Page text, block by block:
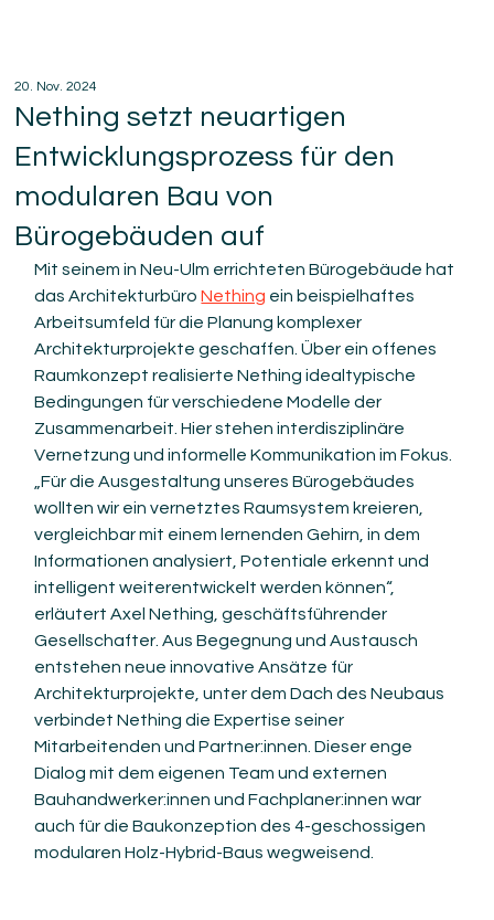
Nething setzt neuartigen
Entwicklungsprozess für den
modularen Bau von
Bürogebäuden auf
20. Nov. 2024
Mit seinem in Neu-Ulm errichteten Bürogebäude hat
das Architekturbüro Nething ein beispielhaftes
Arbeitsumfeld für die Planung komplexer
Architekturprojekte geschaffen. Über ein offenes
Raumkonzept realisierte Nething idealtypische
Bedingungen für verschiedene Modelle der
Zusammenarbeit. Hier stehen interdisziplinäre
Vernetzung und informelle Kommunikation im Fokus.
„Für die Ausgestaltung unseres Bürogebäudes
wollten wir ein vernetztes Raumsystem kreieren,
vergleichbar mit einem lernenden Gehirn, in dem
Informationen analysiert, Potentiale erkennt und
intelligent weiterentwickelt werden können“,
erläutert Axel Nething, geschäftsführender
Gesellschafter. Aus Begegnung und Austausch
entstehen neue innovative Ansätze für
Architekturprojekte, unter dem Dach des Neubaus
verbindet Nething die Expertise seiner
Mitarbeitenden und Partner:innen. Dieser enge
Dialog mit dem eigenen Team und externen
Bauhandwerker:innen und Fachplaner:innen war
auch für die Baukonzeption des 4-geschossigen
modularen Holz-Hybrid-Baus wegweisend.